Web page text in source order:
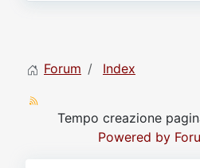
Forum Index
Tempo creazione
Powered by